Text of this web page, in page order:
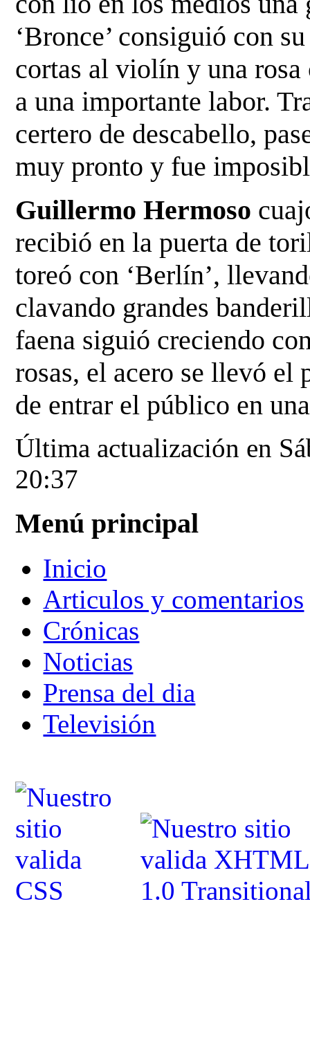
‘Bronce’ consiguió con
cortas al violín y una
a una importante labor.
certero de descabello,
muy pronto y fue
Guillermo Hermoso
recibió en la puerta de
toreó con ‘Berlín’,
clavando grandes
faena siguió creciendo
rosas, el acero se llevó el
de entrar el público en
Última actualización en
20:37
Menú principal
Inicio
Articulos y comentarios
Crónicas
Noticias
Prensa del dia
Televisión